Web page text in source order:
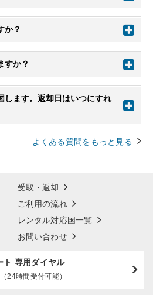
か？
すか？
します。返却日はいつにすれ
よくある質問をもっと見る
受取・返却
ご利用の流れ
レンタル対応国一覧
お問い合わせ
ト 専用ダイヤル
（24時間受付可能）